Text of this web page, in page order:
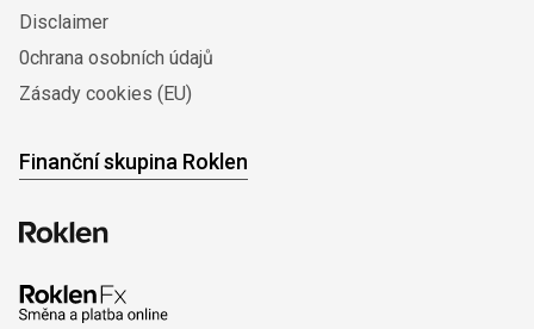
Disclaimer
0chrana osobních údajů
Zásady cookies (EU)
Finanční skupina Roklen